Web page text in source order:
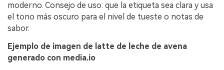
moderno. Consejo de uso: que la etiqueta sea clara y usa
el tono más oscuro para el nivel de tueste o notas de
sabor.
Ejemplo de imagen de latte de leche de avena
generado con media.io